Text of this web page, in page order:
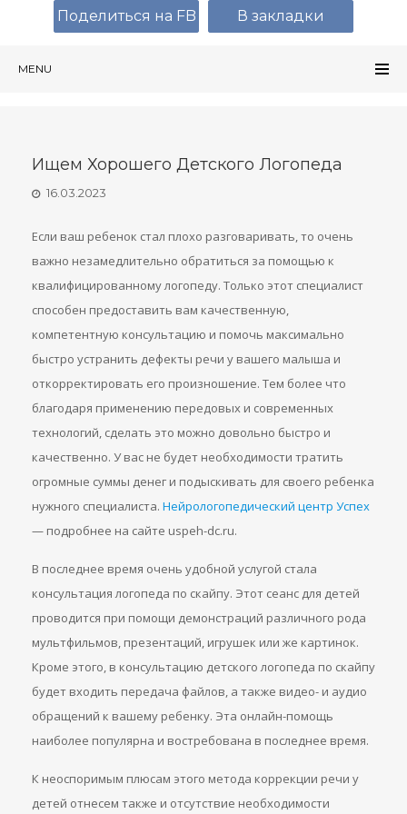
MENU
Ищем Хорошего Детского Логопеда
16.03.2023
Если ваш ребенок стал плохо разговаривать, то очень
важно незамедлительно обратиться за помощью к
квалифицированному логопеду. Только этот специалист
способен предоставить вам качественную,
компетентную консультацию и помочь максимально
быстро устранить дефекты речи у вашего малыша и
откорректировать его произношение. Тем более что
благодаря применению передовых и современных
технологий, сделать это можно довольно быстро и
качественно. У вас не будет необходимости тратить
огромные суммы денег и подыскивать для своего ребенка
нужного специалиста. Нейрологопедический центр Успех
— подробнее на сайте uspeh-dc.ru.
В последнее время очень удобной услугой стала
консультация логопеда по скайпу. Этот сеанс для детей
проводится при помощи демонстраций различного рода
мультфильмов, презентаций, игрушек или же картинок.
Кроме этого, в консультацию детского логопеда по скайпу
будет входить передача файлов, а также видео- и аудио
обращений к вашему ребенку. Эта онлайн-помощь
наиболее популярна и востребована в последнее время.
К неоспоримым плюсам этого метода коррекции речи у
детей отнесем также и отсутствие необходимости
Поделиться на FB В закладки